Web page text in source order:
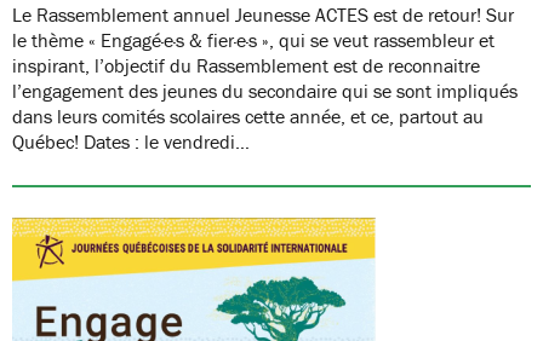
Le Rassemblement annuel Jeunesse ACTES est de retour! Sur
le thème « Engagé·e·s & fier·e·s », qui se veut rassembleur et
inspirant, l’objectif du Rassemblement est de reconnaitre
l’engagement des jeunes du secondaire qui se sont impliqués
dans leurs comités scolaires cette année, et ce, partout au
Québec! Dates : le vendredi…